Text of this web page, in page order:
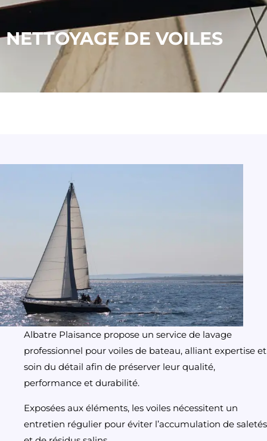
NETTOYAGE DE VOILES
Albatre Plaisance propose un service de lavage
professionnel pour voiles de bateau, alliant expertise et
soin du détail afin de préserver leur qualité,
performance et durabilité.
Exposées aux éléments, les voiles nécessitent un
entretien régulier pour éviter l’accumulation de saletés